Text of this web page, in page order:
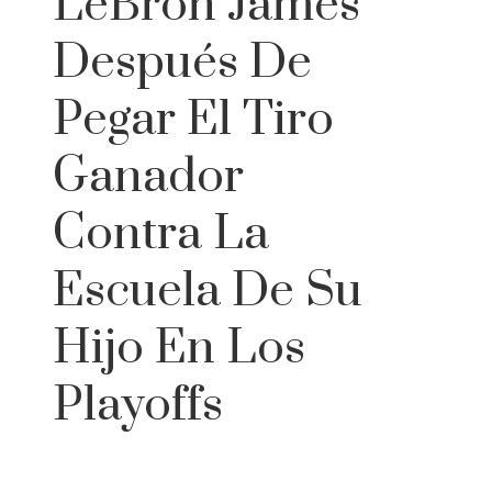
Después De
Pegar El Tiro
Ganador
Contra La
Escuela De Su
Hijo En Los
Playoffs